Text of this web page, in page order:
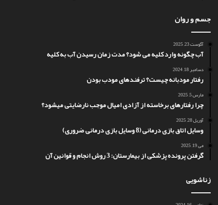
جسم و روان
آگوست 23, 2025
آب چگونه وارد کلیه می شود؟ مدت زمان رسیدن آب به کلیه
دسامبر 18, 2024
رفتار مودبانه چیست؟ ترفندهای مودب بودن
مارس 5, 2025
چرا رفتارهای برخاسته از آزادی امیال موجب نارضایتی میشود؟
آوریل 28, 2025
وسایل اتاق بازی درمانی (8 وسایل بازی درمانی ضروری)
می 19, 2025
گرفتن پرونده پزشکی از بیمارستان: 3 روش انجام و قوانین آن
زناشویی